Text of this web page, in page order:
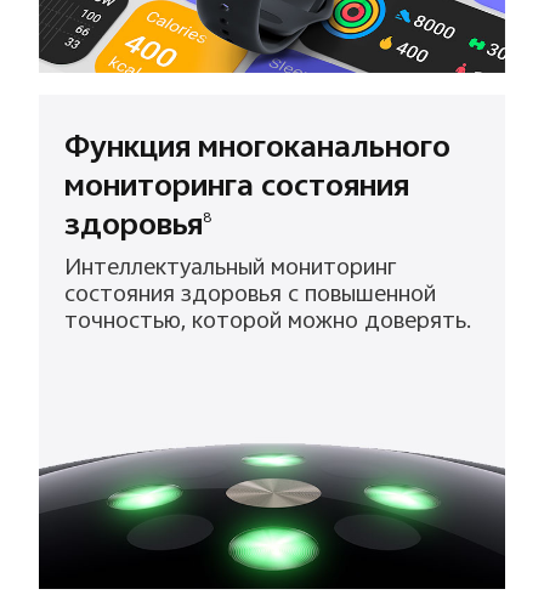
Функция многоканального
мониторинга состояния
здоровья8
Интеллектуальный мониторинг
состояния здоровья с повышенной
точностью, которой можно доверять.